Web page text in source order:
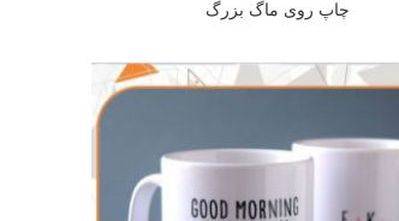
چاپ روی ماگ بزرگ